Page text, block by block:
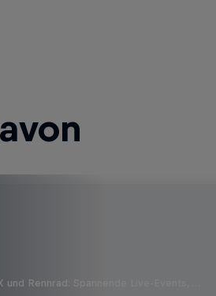
Rennrad: Spannende Live-Events, …